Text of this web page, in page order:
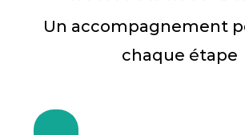
Un accompagnement
chaque étape